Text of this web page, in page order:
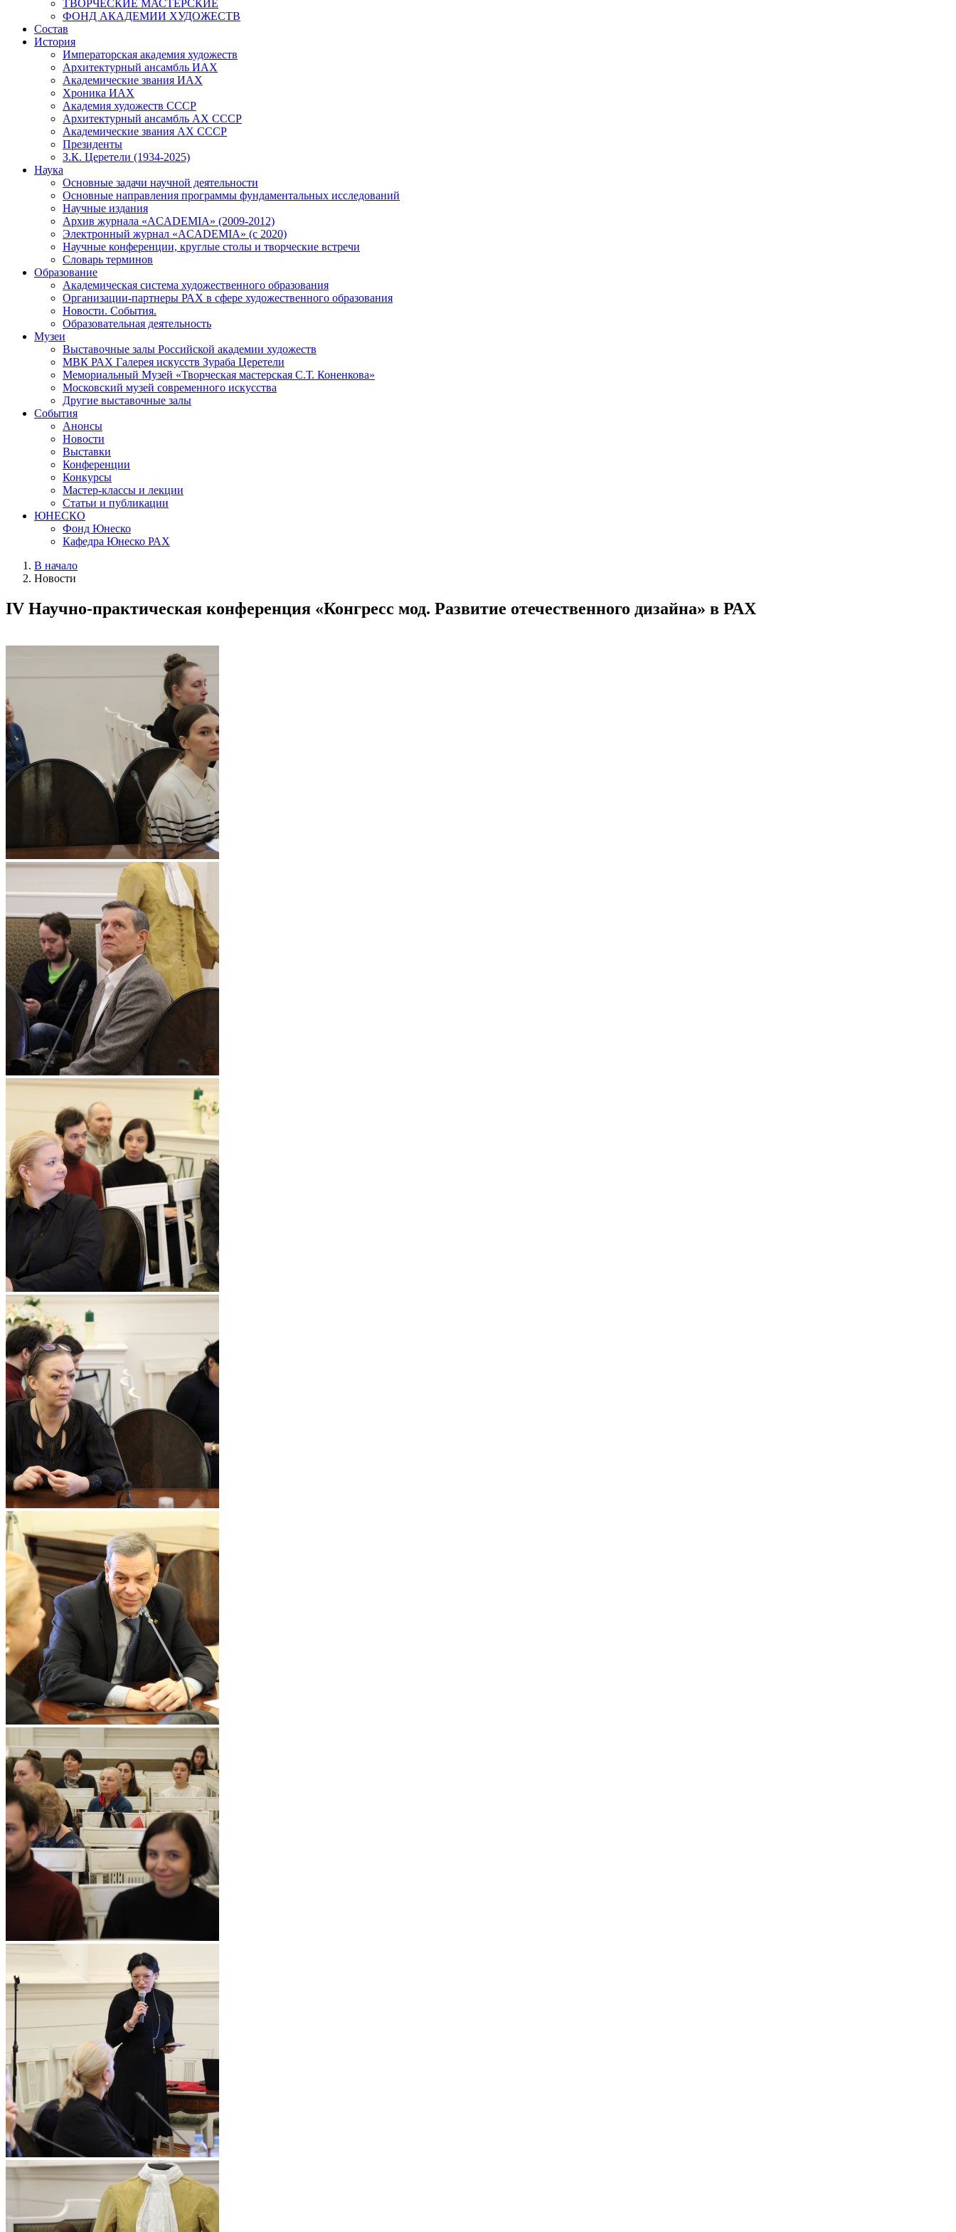
ТВОРЧЕСКИЕ МАСТЕРСКИЕ
ФОНД АКАДЕМИИ ХУДОЖЕСТВ
Состав
История
Императорская академия художеств
Архитектурный ансамбль ИАХ
Академические звания ИАХ
Хроника ИАХ
Академия художеств СССР
Архитектурный ансамбль АХ СССР
Академические звания АХ СССР
Президенты
З.К. Церетели (1934-2025)
Наука
Основные задачи научной деятельности
Основные направления программы фундаментальных исследований
Научные издания
Архив журнала «ACADEMIA» (2009-2012)
Электронный журнал «ACADEMIA» (с 2020)
Научные конференции, круглые столы и творческие встречи
Словарь терминов
Образование
Академическая система художественного образования
Организации-партнеры РАХ в сфере художественного образования
Новости. События.
Образовательная деятельность
Музеи
Выставочные залы Российской академии художеств
МВК РАХ Галерея искусств Зураба Церетели
Мемориальный Музей «Творческая мастерская С.Т. Коненкова»
Московский музей современного искусства
Другие выставочные залы
События
Анонсы
Новости
Выставки
Конференции
Конкурсы
Мастер-классы и лекции
Статьи и публикации
ЮНЕСКО
Фонд Юнеско
Кафедра Юнеско РАХ
В начало
Новости
IV Научно-практическая конференция «Конгресс мод. Развитие отечественного дизайна» в РАХ